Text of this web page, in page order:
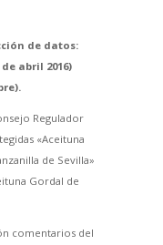
de datos:
abril 2016)
Regulador
«Aceituna
de Sevilla»
Gordal de
comentarios del